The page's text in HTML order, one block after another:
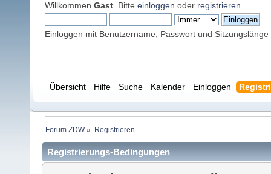
Willkommen Gast . Bitte einloggen oder registrieren
Einloggen mit Benutzername, Passwort und Sitzungslänge
Übersicht Hilfe Suche Kalender Einloggen
Forum ZDW» Registrieren
Registrierungs-Bedingungen